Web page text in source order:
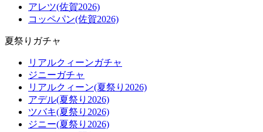
アレツ(佐賀2026)
コッペパン(佐賀2026)
夏祭りガチャ
リアルクィーンガチャ
ジニーガチャ
リアルクィーン(夏祭り2026)
アデル(夏祭り2026)
ツバキ(夏祭り2026)
ジニー(夏祭り2026)